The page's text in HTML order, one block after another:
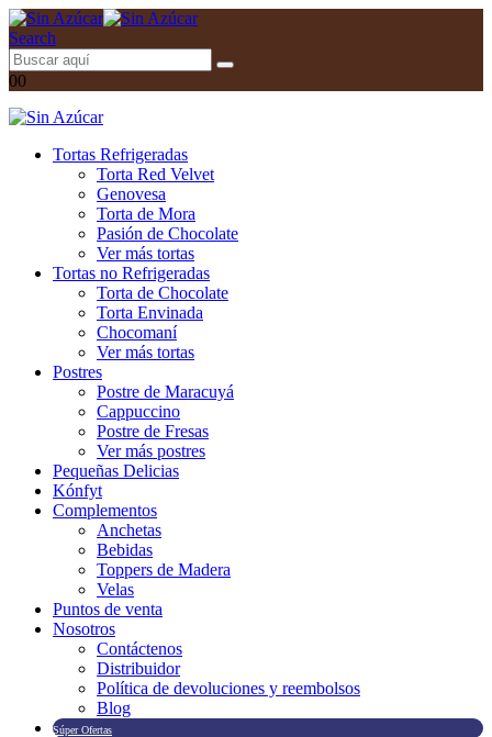
Search
00
Tortas Refrigeradas
Torta Red Velvet
Genovesa
Torta de Mora
Pasión de Chocolate
Ver más tortas
Tortas no Refrigeradas
Torta de Chocolate
Torta Envinada
Chocomaní
Ver más tortas
Postres
Postre de Maracuyá
Cappuccino
Postre de Fresas
Ver más postres
Pequeñas Delicias
Kónfyt
Complementos
Anchetas
Bebidas
Toppers de Madera
Velas
Puntos de venta
Nosotros
Contáctenos
Distribuidor
Política de devoluciones y reembolsos
Blog
Súper Ofertas